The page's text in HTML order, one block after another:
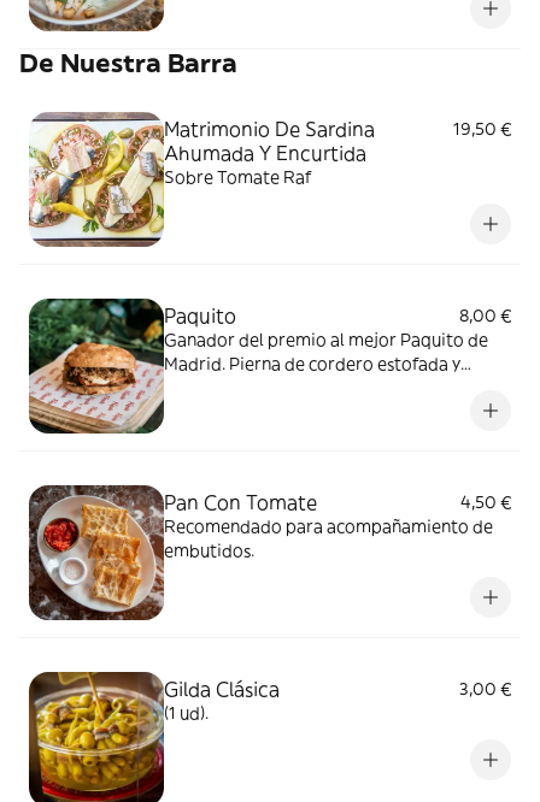
De Nuestra Barra
Matrimonio De Sardina
Ahumada Y Encurtida
19,50 €
Sobre Tomate Raf
Paquito
8,00 €
Ganador del premio al mejor Paquito de
Madrid. Pierna de cordero estofada y
Pan Con Tomate
4,50 €
Recomendado para acompañamiento de
embutidos.
Gilda Clásica
3,00 €
(1 ud).